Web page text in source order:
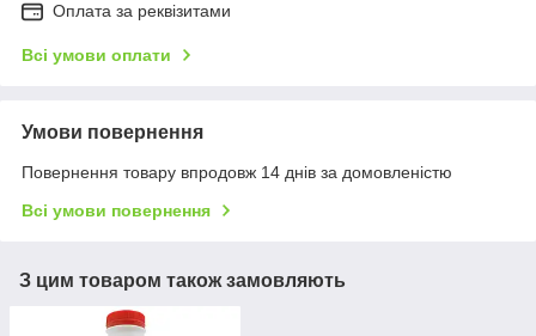
Оплата за реквізитами
Всі умови оплати
Умови повернення
Повернення товару впродовж 14 днів за домовленістю
Всі умови повернення
З цим товаром також замовляють